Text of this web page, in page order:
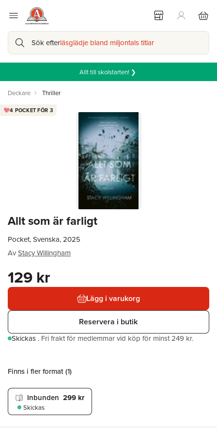
Sök efterläsglädje bland miljontals titlar
Allt till skolstarten! ❯
Deckare Thriller
Allt som är farligt
4 POCKET FÖR 3
Pocket, Svenska, 2025
AvStacy Willingham
129 kr
Lägg i varukorg
Reservera i butik
Skickas . Fri frakt för medlemmar vid köp för minst 249 kr.
Finns i fler format (1)
Inbunden 299 kr
Skickas